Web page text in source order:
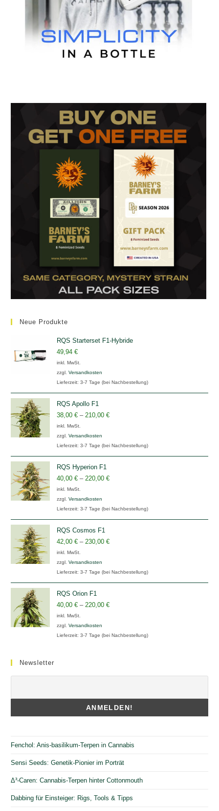
Neue Produkte
RQS Starterset F1-Hybride
49,94€
inkl. MwSt.
zzgl.Versandkosten
Lieferzeit:3-7 Tage (bei Nachbestellung)
RQS Apollo F1
38,00€ – 210,00€
inkl. MwSt.
zzgl.Versandkosten
Lieferzeit:3-7 Tage (bei Nachbestellung)
RQS Hyperion F1
40,00€ – 220,00€
inkl. MwSt.
zzgl.Versandkosten
Lieferzeit:3-7 Tage (bei Nachbestellung)
RQS Cosmos F1
42,00€ – 230,00€
inkl. MwSt.
zzgl.Versandkosten
Lieferzeit:3-7 Tage (bei Nachbestellung)
RQS Orion F1
40,00€ – 220,00€
inkl. MwSt.
zzgl.Versandkosten
Lieferzeit:3-7 Tage (bei Nachbestellung)
Newsletter
Fenchol: Anis-basilikum-Terpen in Cannabis
Sensi Seeds: Genetik-Pionier im Porträt
Δ³-Caren: Cannabis-Terpen hinter Cottonmouth
Dabbing für Einsteiger: Rigs, Tools & Tipps